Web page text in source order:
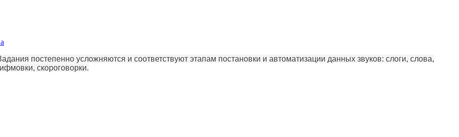
постепенно усложняются и соответствуют этапам постановки и автоматизации данных звуков: слоги, слова,
скороговорки.